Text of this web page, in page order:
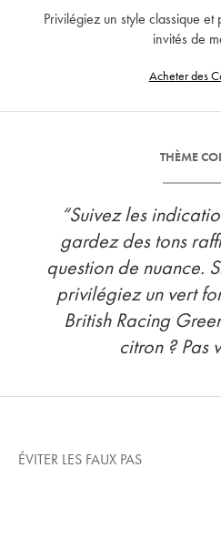
Privilégiez un style classique
invités de
Acheter des
THÈME
“Suivez les
gardez des tons
question de nuance.
privilégiez un vert
British Racing
citron ? Pas
ÉVITER LES FAUX PAS